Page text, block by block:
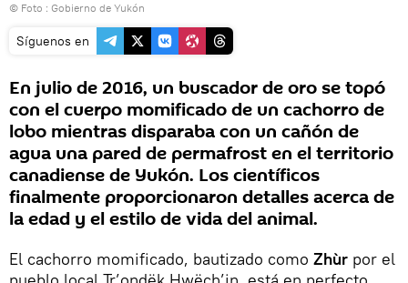
© Foto : Gobierno de Yukón
Síguenos en
En julio de 2016, un buscador de oro se topó
con el cuerpo momificado de un cachorro de
lobo mientras disparaba con un cañón de
agua una pared de permafrost en el territorio
canadiense de Yukón. Los científicos
finalmente proporcionaron detalles acerca de
la edad y el estilo de vida del animal.
El cachorro momificado, bautizado como Zhùr por el